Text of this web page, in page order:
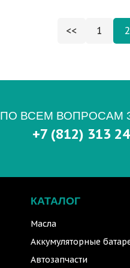
<< 1 2
ПО ВСЕМ ВОПРОСАМ
+7 (812) 313
КАТАЛОГ
Масла
Аккумуляторные
Автозапчасти